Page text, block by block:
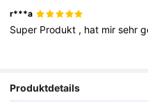
r***a
Super Produkt , hat mirsehr
Produktdetails